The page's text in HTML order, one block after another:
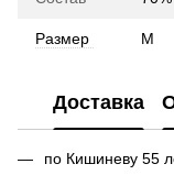
Размер M
Доставка
по Кишиневу 55